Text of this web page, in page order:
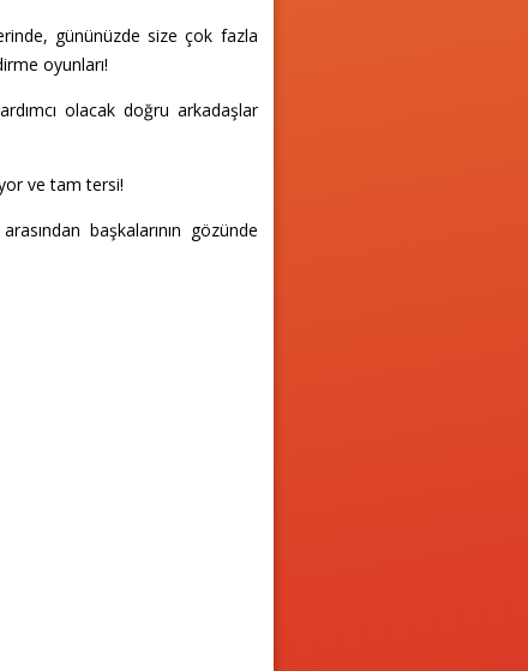
gününüzde size çok fazla
oyunları!
olacak doğru arkadaşlar
ve tam tersi!
başkalarının gözünde